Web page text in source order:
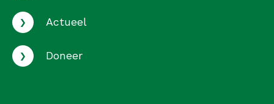
› Actueel
› Doneer